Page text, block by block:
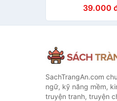
39.000
SachTrangAn.com
ngữ, kỹ năng mềm,
truyện tranh, truyện